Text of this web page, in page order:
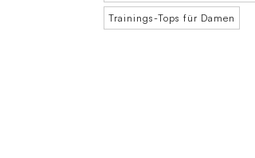
Trainings-Tops für Damen